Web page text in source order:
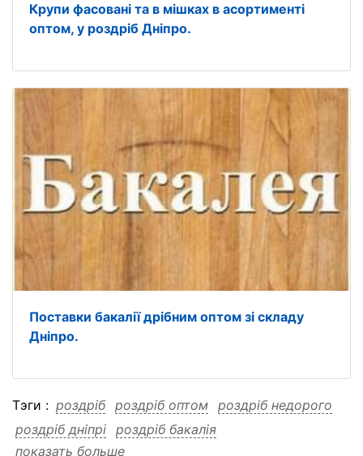
Крупи фасовані та в мішках в асортименті
оптом, у роздріб Дніпро.
Поставки бакалії дрібним оптом зі складу
Дніпро.
Тэги : роздріб роздріб оптом роздріб недорого
роздріб дніпрі роздріб бакалія
показать больше